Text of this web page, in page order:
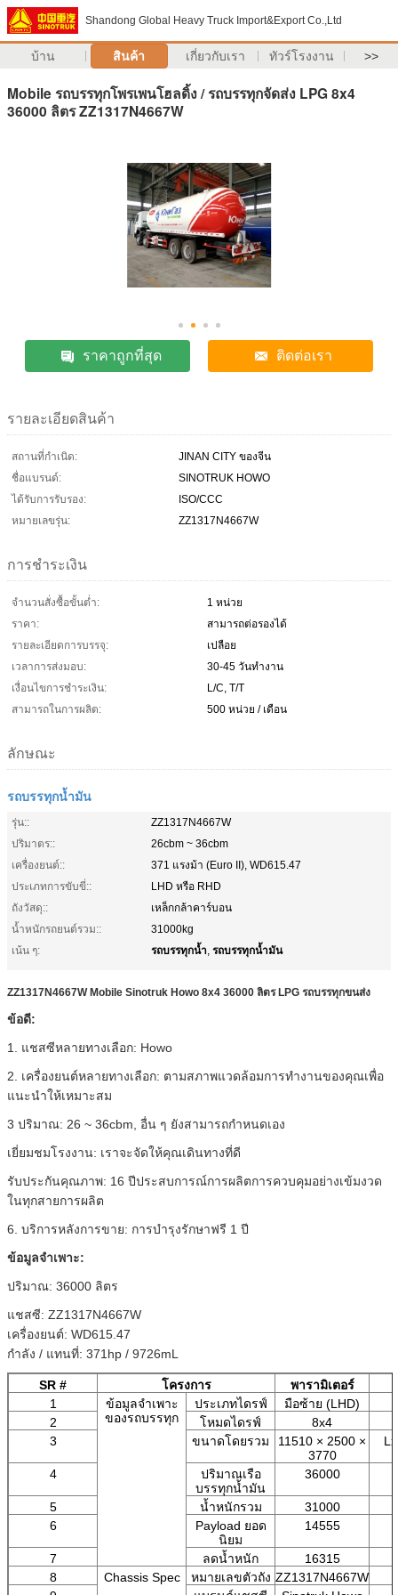
Shandong Global Heavy Truck Import&Export Co.,Ltd
บ้าน สินค้า เกี่ยวกับเรา ทัวร์โรงงาน >>
Mobile รถบรรทุกโพรเพนโฮลดิ้ง / รถบรรทุกจัดส่ง LPG 8x4
36000 ลิตร ZZ1317N4667W
ราคาถูกที่สุด ติดต่อเรา
รายละเอียดสินค้า
สถานที่กำเนิด:
JINAN CITY ของจีน
ชื่อแบรนด์:
SINOTRUK HOWO
ได้รับการรับรอง:
ISO/CCC
หมายเลขรุ่น:
ZZ1317N4667W
การชำระเงิน
จำนวนสั่งซื้อขั้นต่ำ:
1 หน่วย
ราคา:
สามารถต่อรองได้
รายละเอียดการบรรจุ:
เปลือย
เวลาการส่งมอบ:
30-45 วันทำงาน
เงื่อนไขการชำระเงิน:
L/C, T/T
สามารถในการผลิต:
500 หน่วย / เดือน
ลักษณะ
รถบรรทุกน้ำมัน
รุ่น::
ZZ1317N4667W
ปริมาตร::
26cbm ~ 36cbm
เครื่องยนต์::
371 แรงม้า (Euro II), WD615.47
ประเภทการขับขี่::
LHD หรือ RHD
ถังวัสดุ::
เหล็กกล้าคาร์บอน
น้ำหนักรถยนต์รวม::
31000kg
เน้น ๆ:
รถบรรทุกน้ำ, รถบรรทุกน้ำมัน
ZZ1317N4667W Mobile Sinotruk Howo 8x4 36000 ลิตร LPG รถบรรทุกขนส่ง
ข้อดี:
1. แชสซีหลายทางเลือก: Howo
2. เครื่องยนต์หลายทางเลือก: ตามสภาพแวดล้อมการทำงานของคุณเพื่อ
แนะนำให้เหมาะสม
3 ปริมาณ: 26 ~ 36cbm, อื่น ๆ ยังสามารถกำหนดเอง
เยี่ยมชมโรงงาน: เราจะจัดให้คุณเดินทางที่ดี
รับประกันคุณภาพ: 16 ปีประสบการณ์การผลิตการควบคุมอย่างเข้มงวด
ในทุกสายการผลิต
6. บริการหลังการขาย: การบำรุงรักษาฟรี 1 ปี
ข้อมูลจำเพาะ:
ปริมาณ: 36000 ลิตร
แชสซี: ZZ1317N4667W
เครื่องยนต์: WD615.47
กำลัง / แทนที่: 371hp / 9726mL
SR # โครงการ
พารามิเตอร์
1
ข้อมูลจำเพาะ
ของรถบรรทุก
ประเภทไดรฟ์
มือซ้าย (LHD)
2
โหมดไดรฟ์
8x4
3
ขนาดโดยรวม
11510 × 2500 ×
3770
4
ปริมาณเรือ
บรรทุกน้ำมัน
36000
5 น้ำหนักรวม 31000
6
Payload ยอด
นิยม
14555
7 ลดน้ำหนัก 16315
8
Chassis Spec หมายเลขตัวถัง ZZ1317N4667W